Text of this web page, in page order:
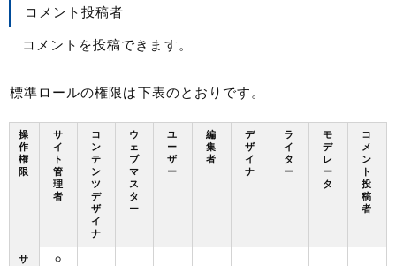
コメント投稿者
コメントを投稿できます。
標準ロールの権限は下表のとおりです。
操
作
権
限
サ
イ
ト
管
理
者
コ
ン
テ
ン
ツ
デ
ザ
イ
ナ
ウ
ェ
ブ
マ
ス
タ
ー
ユ
ー
ザ
ー
編
集
者
デ
ザ
イ
ナ
ラ
イ
タ
ー
モ
デ
レ
ー
タ
コ
メ
ン
ト
投
稿
者
サ
○